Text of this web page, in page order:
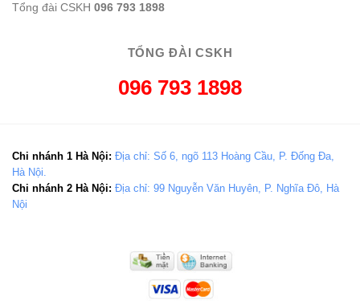
Tổng đài CSKH 096 793 1898
TỔNG ĐÀI CSKH
096 793 1898
Chi nhánh 1 Hà Nội: Địa chỉ: Số 6, ngõ 113 Hoàng Cầu, P. Đống Đa,
Hà Nội.
Chi nhánh 2 Hà Nội: Địa chỉ: 99 Nguyễn Văn Huyên, P. Nghĩa Đô, Hà
Nội